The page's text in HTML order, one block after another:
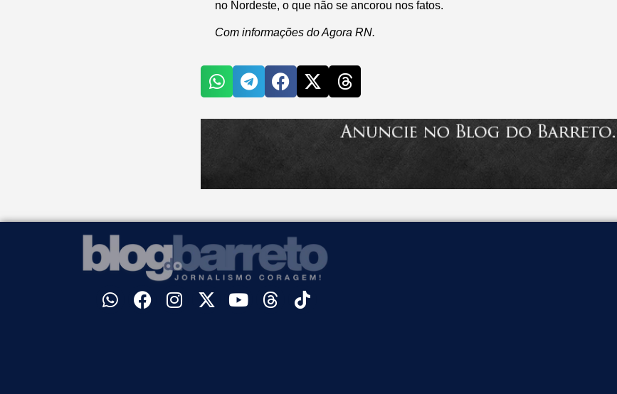
no Nordeste, o que não se ancorou nos fatos.
Com informações do Agora RN.